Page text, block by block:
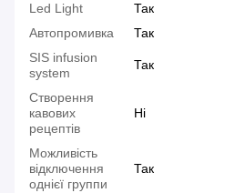
Led Light
Так
Автопромивка
Так
SIS infusion
system
Так
Створення
кавових
рецептів
Ні
Можливість
відключення
однієї группи
Так